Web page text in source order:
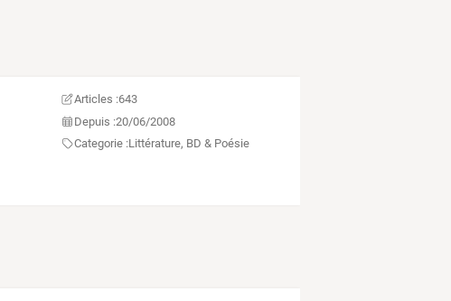
Articles :643
Depuis :20/06/2008
Categorie :Littérature, BD & Poésie